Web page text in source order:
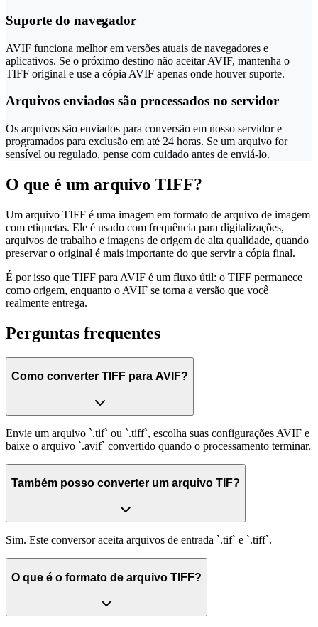
Suporte do navegador
AVIF funciona melhor em versões atuais de navegadores e
aplicativos. Se o próximo destino não aceitar AVIF, mantenha o
TIFF original e use a cópia AVIF apenas onde houver suporte.
Arquivos enviados são processados no servidor
Os arquivos são enviados para conversão em nosso servidor e
programados para exclusão em até 24 horas. Se um arquivo for
sensível ou regulado, pense com cuidado antes de enviá-lo.
O que é um arquivo TIFF?
Um arquivo TIFF é uma imagem em formato de arquivo de imagem
com etiquetas. Ele é usado com frequência para digitalizações,
arquivos de trabalho e imagens de origem de alta qualidade, quando
preservar o original é mais importante do que servir a cópia final.
É por isso que TIFF para AVIF é um fluxo útil: o TIFF permanece
como origem, enquanto o AVIF se torna a versão que você
realmente entrega.
Perguntas frequentes
Como converter TIFF para AVIF?
Envie um arquivo `.tif` ou `.tiff`, escolha suas configurações AVIF e
baixe o arquivo `.avif` convertido quando o processamento terminar.
Também posso converter um arquivo TIF?
Sim. Este conversor aceita arquivos de entrada `.tif` e `.tiff`.
O que é o formato de arquivo TIFF?